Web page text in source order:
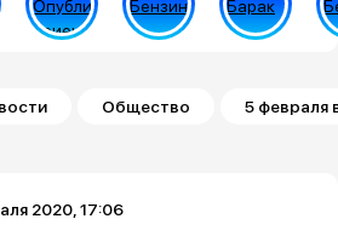
Общество 5 февраля
2020, 17:06